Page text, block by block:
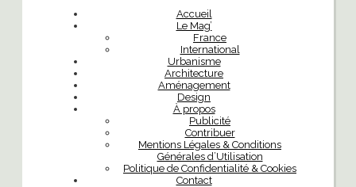
Accueil
Le Mag’
France
International
Urbanisme
Architecture
Aménagement
Design
À propos
Publicité
Contribuer
Mentions Légales & Conditions
Générales d’Utilisation
Politique de Confidentialité & Cookies
Contact